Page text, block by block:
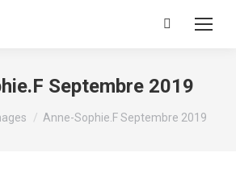
Recherche
Septembre 2019
Anne-Sophie.F Septembre 2019